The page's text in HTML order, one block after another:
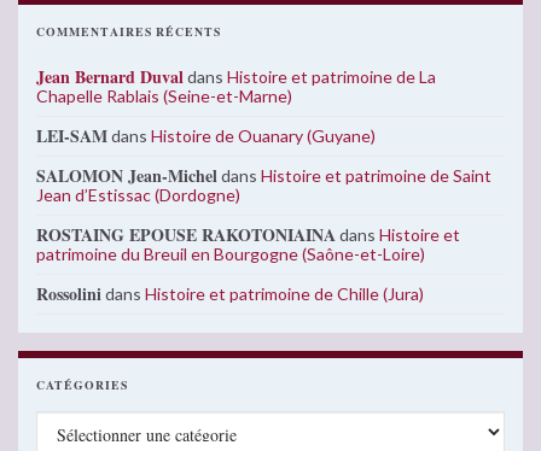
COMMENTAIRES RÉCENTS
Jean Bernard Duvaldans Histoire et patrimoine de La
Chapelle Rablais (Seine-et-Marne)
LEI-SAMdans Histoire de Ouanary (Guyane)
SALOMON Jean-Micheldans Histoire et patrimoine de Saint
Jean d’Estissac (Dordogne)
ROSTAING EPOUSE RAKOTONIAINAdans Histoire et
patrimoine du Breuil en Bourgogne (Saône-et-Loire)
Rossolinidans Histoire et patrimoine de Chille (Jura)
CATÉGORIES
Catégories